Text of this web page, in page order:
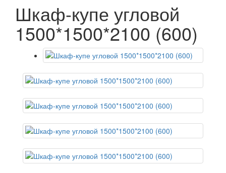
Шкаф-купе угловой
1500*1500*2100 (600)